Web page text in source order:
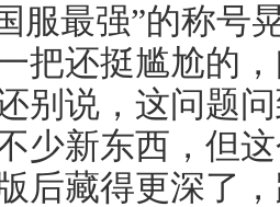
服最强”的称号
把还挺尴尬的
别说，这问题
少新东西，但
后藏得更深了